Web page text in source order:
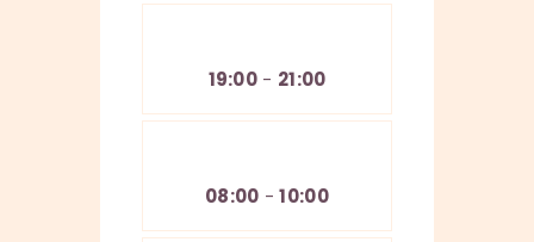
19:00 - 21:00
08:00 -10:00